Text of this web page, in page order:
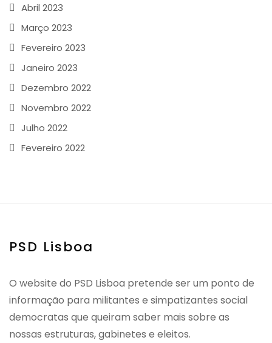
Abril 2023
Março 2023
Fevereiro 2023
Janeiro 2023
Dezembro 2022
Novembro 2022
Julho 2022
Fevereiro 2022
PSD Lisboa
O website do PSD Lisboa pretende ser um ponto de
informação para militantes e simpatizantes social
democratas que queiram saber mais sobre as
nossas estruturas, gabinetes e eleitos.